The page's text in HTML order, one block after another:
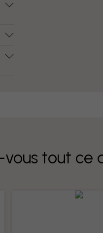
tout ce